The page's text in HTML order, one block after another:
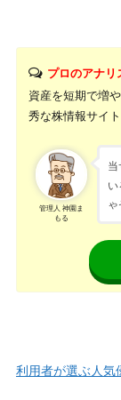
プロのアナリ
資産を短期で増
秀な株情報サイ
管理人 神園ま
もる
ゃ
利用者が選ぶ人気